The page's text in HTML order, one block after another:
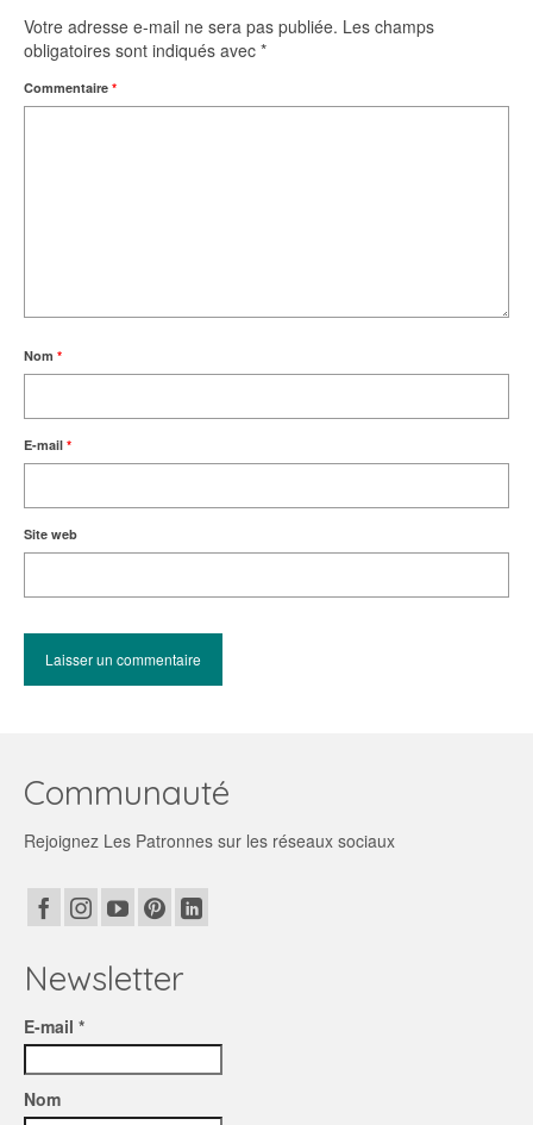
Votre adresse e-mail ne sera pas publiée. Les champs
obligatoires sont indiqués avec *
Commentaire *
Nom *
E-mail *
Site web
Communauté
Rejoignez Les Patronnes sur les réseaux sociaux
Newsletter
E-mail *
Nom